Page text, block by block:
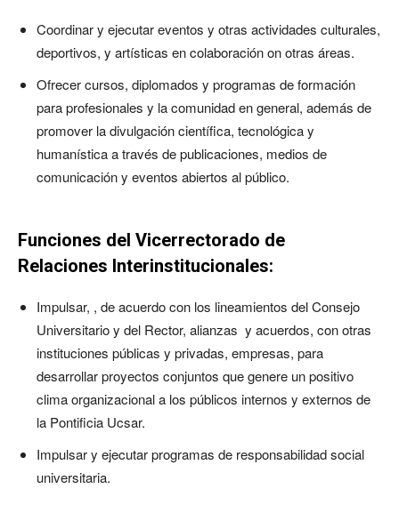
Coordinar y ejecutar eventos y otras actividades culturales,
deportivos, y artísticas en colaboración on otras áreas.
Ofrecer cursos, diplomados y programas de formación
para profesionales y la comunidad en general, además de
promover la divulgación científica, tecnológica y
humanística a través de publicaciones, medios de
comunicación y eventos abiertos al público.
Funciones del Vicerrectorado de
Relaciones Interinstitucionales:
Impulsar, , de acuerdo con los lineamientos del Consejo
Universitario y del Rector, alianzas y acuerdos, con otras
instituciones públicas y privadas, empresas, para
desarrollar proyectos conjuntos que genere un positivo
clima organizacional a los públicos internos y externos de
la Pontificia Ucsar.
Impulsar y ejecutar programas de responsabilidad social
universitaria.